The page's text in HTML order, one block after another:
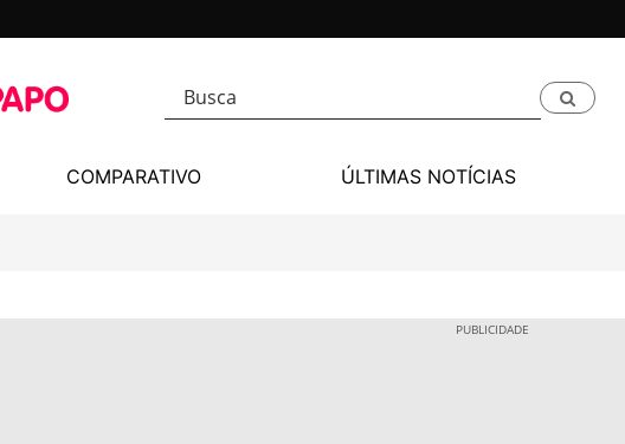
COMPARATIVO ÚLTIMAS NOTÍCIAS